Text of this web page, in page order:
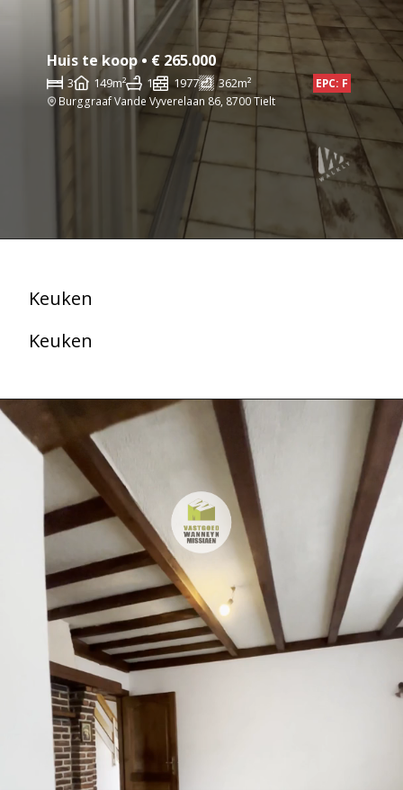
Huis te koop • € 265.000
3 149m² 1 1977 362m²
EPC: F
Burggraaf Vande Vyverelaan 86, 8700 Tielt
Keuken
Keuken